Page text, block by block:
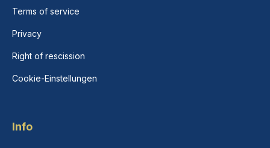
Terms of service
Privacy
Right of rescission
Cookie-Einstellungen
Info